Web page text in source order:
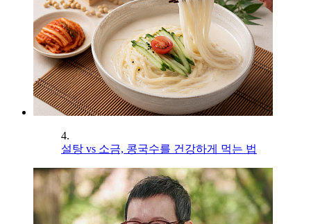
4.
설탕 vs 소금, 콩국수를 건강하게 먹는 법